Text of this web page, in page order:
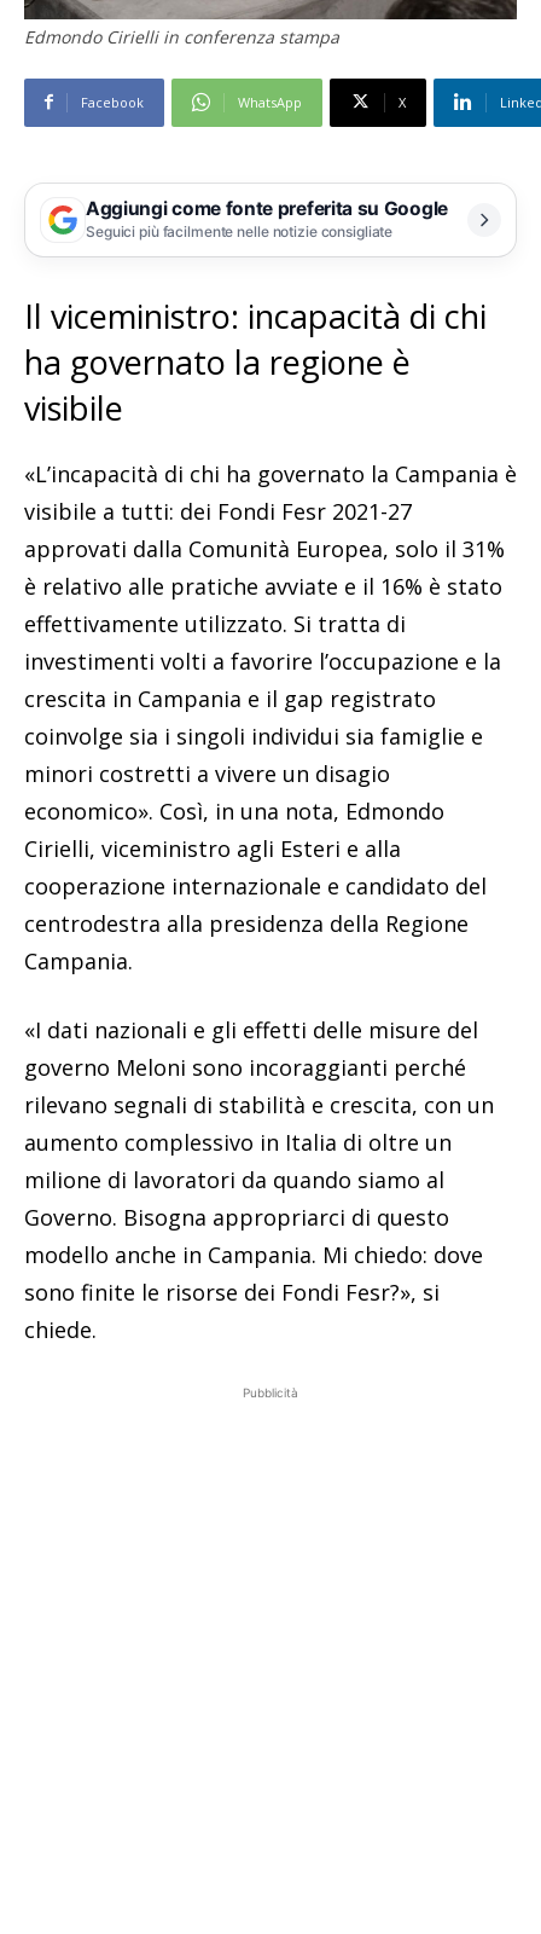
Edmondo Cirielli in conferenza stampa
Facebook WhatsApp X
Aggiungi come fonte preferita su Google
Seguici più facilmente nelle notizie consigliate
Il viceministro: incapacità di chi
ha governato la regione è
visibile
«L’incapacità di chi ha governato la Campania è
visibile a tutti: dei Fondi Fesr 2021-27
approvati dalla Comunità Europea, solo il 31%
è relativo alle pratiche avviate e il 16% è stato
effettivamente utilizzato. Si tratta di
investimenti volti a favorire l’occupazione e la
crescita in Campania e il gap registrato
coinvolge sia i singoli individui sia famiglie e
minori costretti a vivere un disagio
economico». Così, in una nota, Edmondo
Cirielli, viceministro agli Esteri e alla
cooperazione internazionale e candidato del
centrodestra alla presidenza della Regione
Campania.
«I dati nazionali e gli effetti delle misure del
governo Meloni sono incoraggianti perché
rilevano segnali di stabilità e crescita, con un
aumento complessivo in Italia di oltre un
milione di lavoratori da quando siamo al
Governo. Bisogna appropriarci di questo
modello anche in Campania. Mi chiedo: dove
sono finite le risorse dei Fondi Fesr?», si
chiede.
Pubblicità